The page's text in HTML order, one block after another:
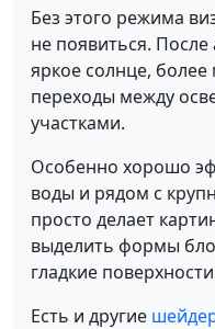
Без этого режима
не появиться.
яркое солнце,
переходы между
участками.
Особенно хорошо
воды и рядом с
просто делает
выделить формы
гладкие
Есть и другие